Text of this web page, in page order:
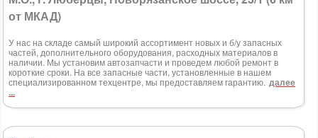
от МКАД)
У нас на складе самый широкий ассортимент новых и б/у запасных
частей, дополнительного оборудования, расходных материалов в
наличии. Мы установим автозапчасти и проведем любой ремонт в
короткие сроки. На все запасные части, установленные в нашем
специализированном техцентре, мы предоставляем гарантию. далее
...